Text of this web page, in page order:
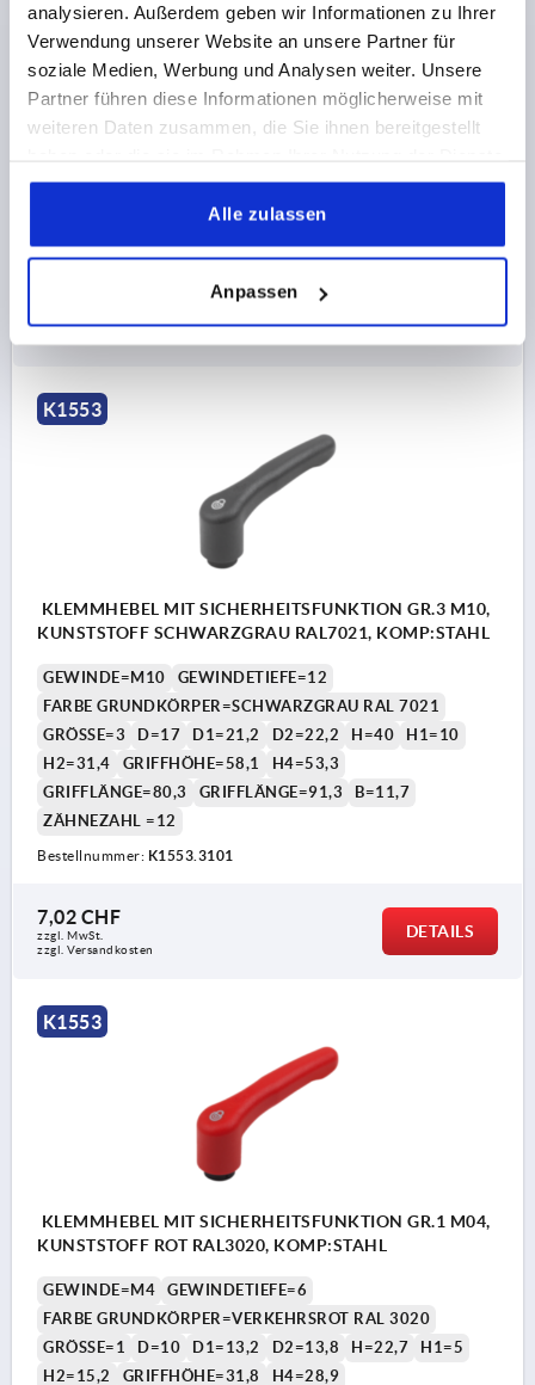
analysieren. Außerdem geben wir Informationen zu Ihrer
Verwendung unserer Website an unsere Partner für
soziale Medien, Werbung und Analysen weiter. Unsere
Partner führen diese Informationen möglicherweise mit
weiteren Daten zusammen, die Sie ihnen bereitgestellt
gesammelt haben.
Alle zulassen
Anpassen
KUNSTSTOFF SCHWARZGRAU RAL7021, KOMP:STAHL
GEWINDE=M8
GEWINDETIEFE=12
FARBE GRUNDKÖRPER=SCHWARZGRAU RAL 7021
GRÖSSE=3
D=17 D1=21,2 D2=22,2 H=40
H1=10
GRIFFLÄNGE=80,3
GRIFFLÄNGE=91,3
B=11,7
Bestellnummer:K1553.3081
zzgl. MwSt.
K1553
KLEMMHEBEL MIT SICHERHEITSFUNKTION GR.3 M10,
KUNSTSTOFF SCHWARZGRAU RAL7021, KOMP:STAHL
GEWINDE=M10
GEWINDETIEFE=12
FARBE GRUNDKÖRPER=SCHWARZGRAU RAL 7021
GRÖSSE=3
D=17 D1=21,2 D2=22,2 H=40
H1=10
H2=31,4
GRIFFHÖHE=58,1
H4=53,3
GRIFFLÄNGE=80,3
GRIFFLÄNGE=91,3
B=11,7
ZÄHNEZAHL =12
Bestellnummer: K1553.3101
7,02 CHF
zzgl. MwSt.
zzgl. Versandkosten
DETAILS
K1553
KLEMMHEBEL MIT SICHERHEITSFUNKTION GR.1 M04,
KUNSTSTOFF ROT RAL3020, KOMP:STAHL
GEWINDE=M4
GEWINDETIEFE=6
FARBE GRUNDKÖRPER=VERKEHRSROT RAL 3020
GRÖSSE=1
D=10 D1=13,2 D2=13,8 H=22,7
H1=5
H2=15,2
GRIFFHÖHE=31,8 H4=28,9